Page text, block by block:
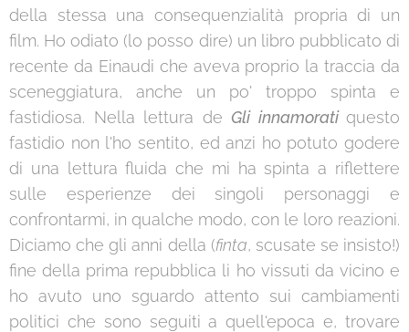
della stessa una consequenzialità propria di un
film. Ho odiato (lo posso dire) un libro pubblicato di
recente da Einaudi che aveva proprio la traccia da
sceneggiatura, anche un po' troppo spinta e
fastidiosa. Nella lettura de Gli innamorati questo
fastidio non l'ho sentito, ed anzi ho potuto godere
di una lettura fluida che mi ha spinta a riflettere
sulle esperienze dei singoli personaggi e
confrontarmi, in qualche modo, con le loro reazioni.
Diciamo che gli anni della (finta, scusate se insisto!)
fine della prima repubblica li ho vissuti da vicino e
ho avuto uno sguardo attento sui cambiamenti
politici che sono seguiti a quell'epoca e, trovare